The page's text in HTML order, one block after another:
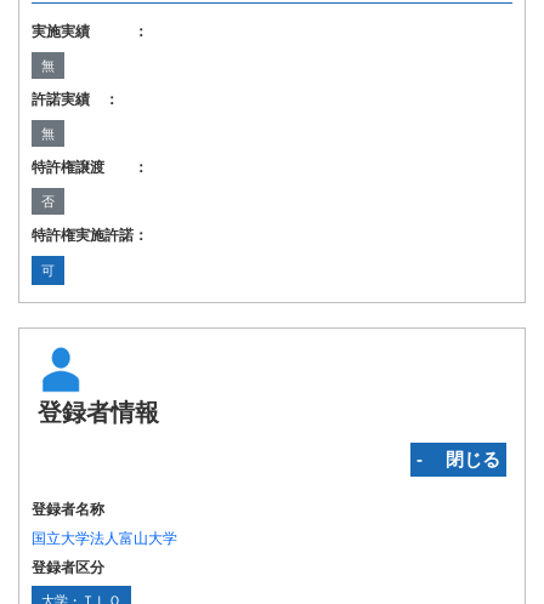
実施実績 ：
無
許諾実績 ：
無
特許権譲渡 ：
否
特許権実施許諾：
可
登録者情報
‐ 閉じる
登録者名称
国立大学法人富山大学
登録者区分
大学・ＴＬＯ